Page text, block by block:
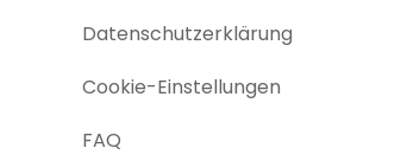
Datenschutz­erklärung
Cookie-Einstellungen
FAQ